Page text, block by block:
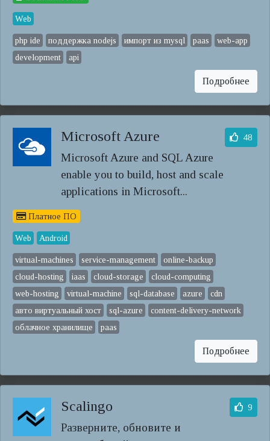
Web
php ide поддержка nodejs импорт из mysql paas
web-app
development
api
Подробнее
Microsoft Azure
Microsoft Azure and SQL Azure
enable you to build, host and scale
applications in Microsoft...
48
Платное ПО
Web Android
virtual-machines service-management
online-backup
cloud-hosting
iaas cloud-storage
cloud-computing
web-hosting
virtual-machine sql-database azure
cdn
авто виртуальный хост
sql-azure
content-delivery-network
облачное хранилище
paas
Подробнее
Scalingo
Разверните, обновите и
9